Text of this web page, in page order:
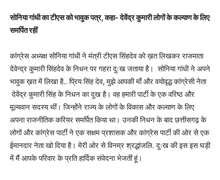
सोनिया गांधी का टीएस को भावुक पत्र, कहा- देवेंद्र कुमारी लोगों के कल्याण के लिए
समर्पित रहीं
कांग्रेस अध्यक्ष सोनिया गांधी ने मंत्री टीएस सिंहदेव को ख़त लिखकर राजमाता
देवेन्द्र कुमारी सिंहदेव के निधन पर गहरा दुःख जताया है। सोनिया गांधी ने अपने
भावुक ख़त में लिखा है.. प्रिय सिंह देव, मुझे आपकी माँ और वयोवृद्ध कांग्रेसी नेता
देवेंद्र कुमारी सिंह के निधन का दुख है। वह हमारी पार्टी के एक वरिष्ठ और
मूल्यवान सदस्य थीं। जिन्होंने राज्य के लोगों के विकास और कल्याण के लिए
अपना राजनीतिक करियर समर्पित किया था। उनकी निधन के बाद छत्तीसगढ़ के
लोगों और कांग्रेस पार्टी ने एक सक्षम प्रशासक और कांग्रेस पार्टी की ओर से एक
ईमानदार नेता खो दिया है। मेरी ओर से विनम्र श्रद्धांजलि. दुःख की इस इस घड़ी
में मैं आपके परिवार के प्रति हार्दिक संवेदना भेजतीं हूं।